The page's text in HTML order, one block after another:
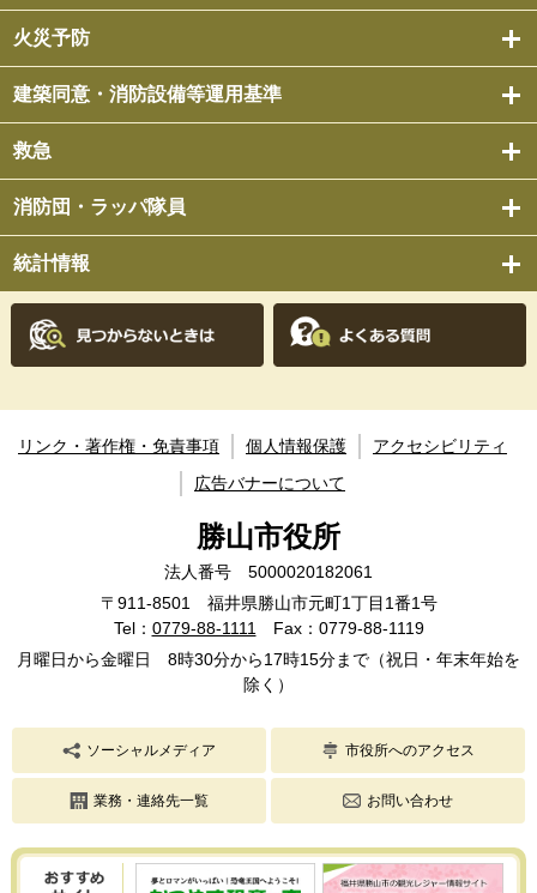
火災予防
建築同意・消防設備等運用基準
救急
消防団・ラッパ隊員
統計情報
リンク・著作権・免責事項 個人情報保護
アクセシビリティ
広告バナーについて
勝山市役所
法人番号 5000020182061
〒911-8501 福井県勝山市元町1丁目1番1号
Tel： 0779-88-1111
Fax：0779-88-1119
月曜日から金曜日 8時30分から17時15分まで（祝日・年末年始を
除く）
ソーシャルメディア 市役所へのアクセス
業務・連絡先一覧 お問い合わせ